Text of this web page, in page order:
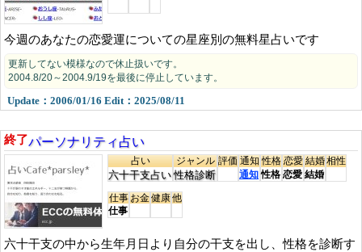
今週のあなたの恋愛運についての星座別の無料星占いです
更新してない模様なので休止扱いです。
2004.8/20～2004.9/19を最後に停止しています。
Update：2006/01/16 Edit：2025/08/11
終了パーソナリティ占い
占い
六十干支占い
ジャンル
性格診断
評価通知
通知
性格
性格
恋愛
恋愛
結婚
結婚
相性
仕事
仕事
お金健康他
六十干支の中から生年月日より自分の干支を出し、性格を診断す